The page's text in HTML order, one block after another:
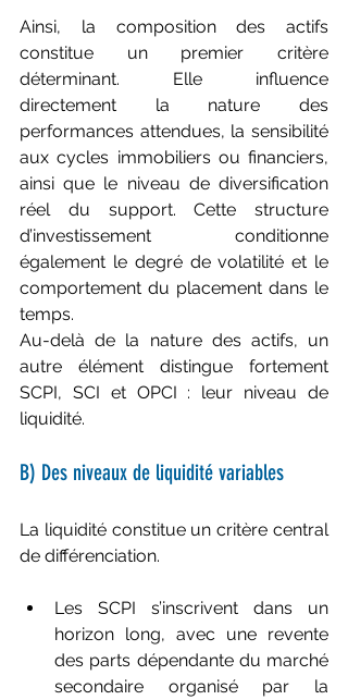
Ainsi, la composition des actifs
constitue un premier critère
déterminant. Elle influence
directement la nature des
performances attendues, la sensibilité
aux cycles immobiliers ou financiers,
ainsi que le niveau de diversification
réel du support. Cette structure
d’investissement conditionne
également le degré de volatilité et le
comportement du placement dans le
temps.
Au-delà de la nature des actifs, un
autre élément distingue fortement
SCPI, SCI et OPCI : leur niveau de
liquidité.
B) Des niveaux de liquidité variables
La liquidité constitue un critère central
de différenciation.
Les SCPI s’inscrivent dans un
horizon long, avec une revente
des parts dépendante du marché
secondaire organisé par la